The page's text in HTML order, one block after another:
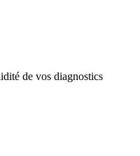
de vos diagnostics